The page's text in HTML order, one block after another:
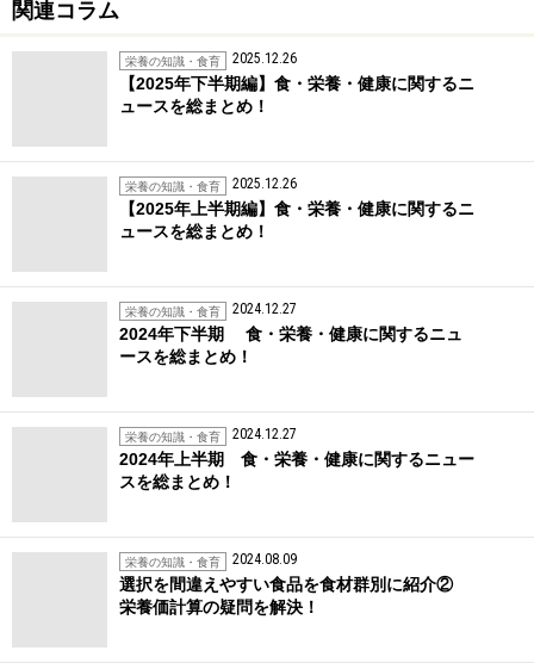
関連コラム
栄養の知識・食育 2025.12.26
【2025年下半期編】食・栄養・健康に関するニ
ュースを総まとめ！
栄養の知識・食育 2025.12.26
【2025年上半期編】食・栄養・健康に関するニ
ュースを総まとめ！
栄養の知識・食育 2024.12.27
2024年下半期 食・栄養・健康に関するニュ
ースを総まとめ！
栄養の知識・食育 2024.12.27
2024年上半期 食・栄養・健康に関するニュー
スを総まとめ！
栄養の知識・食育 2024.08.09
選択を間違えやすい食品を食材群別に紹介②
栄養価計算の疑問を解決！